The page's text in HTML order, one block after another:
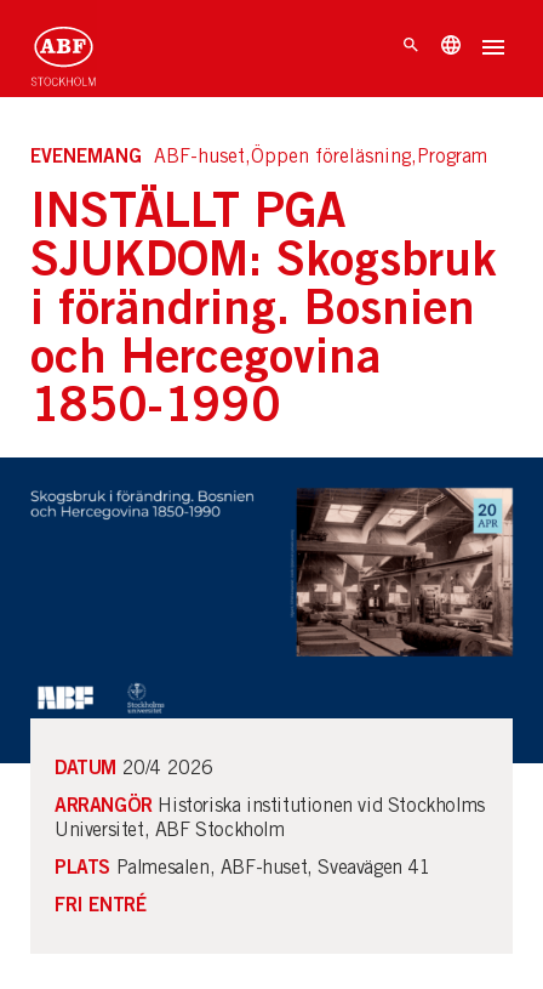
EVENEMANG ABF-huset,Öppen föreläsning,Program
INSTÄLLT PGA
SJUKDOM: Skogsbruk
i förändring. Bosnien
och Hercegovina
1850-1990
DATUM 20/4 2026
ARRANGÖRHistoriska institutionen vid Stockholms
Universitet, ABF Stockholm
PLATS Palmesalen, ABF-huset, Sveavägen 41
FRI ENTRÉ